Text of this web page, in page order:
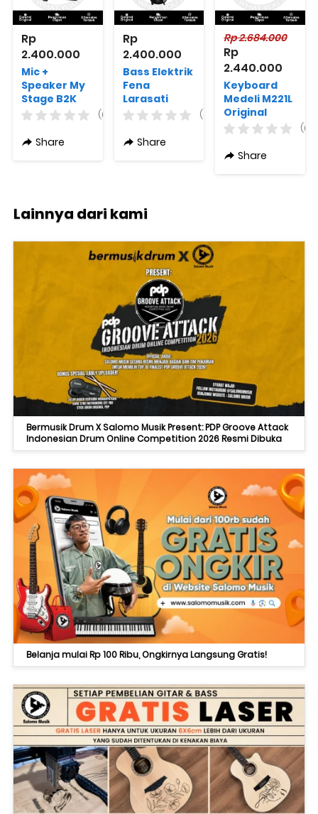
Rp
2.400.000
Mic +
Speaker My
Stage B2K
(0)
Share
Rp
2.400.000
Bass Elektrik
Fena
Larasati
PB001 Varian
(0)
Share
Rp 2.684.000
Rp
2.440.000
Keyboard
Medeli M221L
Original
(0)
Share
Lainnya dari kami
Bermusik Drum X Salomo Musik Present: PDP Groove Attack
Indonesian Drum Online Competition 2026 Resmi Dibuka
Belanja mulai Rp 100 Ribu, Ongkirnya Langsung Gratis!